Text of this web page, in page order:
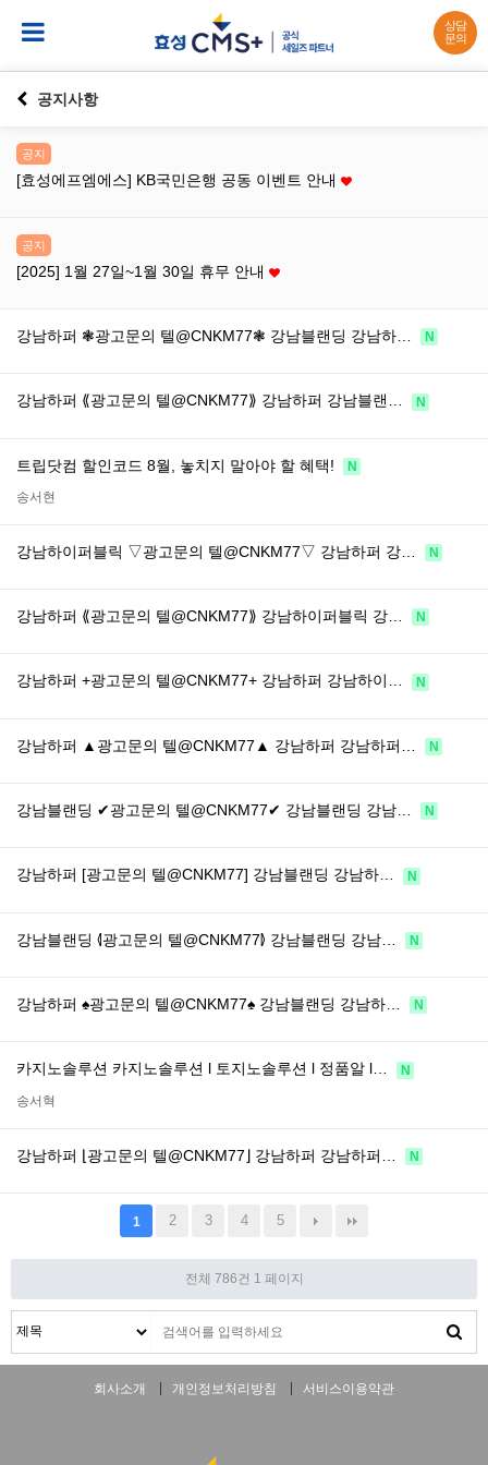
상담
문의
공지사항
공지
[효성에프엠에스] KB국민은행 공동 이벤트 안내
공지
[2025] 1월 27일~1월 30일 휴무 안내
강남하퍼 ❃광고문의 텔@CNKM77❃ 강남블랜딩 강남하… N
강남하퍼 ⟪광고문의 텔@CNKM77⟫ 강남하퍼 강남블랜… N
트립닷컴 할인코드 8월, 놓치지 말아야 할 혜택! N
송서현
강남하이퍼블릭 ▽광고문의 텔@CNKM77▽ 강남하퍼 강… N
강남하퍼 ⟪광고문의 텔@CNKM77⟫ 강남하이퍼블릭 강… N
강남하퍼 +광고문의 텔@CNKM77+ 강남하퍼 강남하이… N
강남하퍼 ▲광고문의 텔@CNKM77▲ 강남하퍼 강남하퍼… N
강남블랜딩 ✔광고문의 텔@CNKM77✔ 강남블랜딩 강남… N
강남하퍼 [광고문의 텔@CNKM77] 강남블랜딩 강남하… N
강남블랜딩 ⦉광고문의 텔@CNKM77⦊ 강남블랜딩 강남… N
강남하퍼 ♠광고문의 텔@CNKM77♠ 강남블랜딩 강남하… N
카지노솔루션 카지노솔루션 l 토지노솔루션 l 정품알 l… N
송서혁
강남하퍼 ⌊광고문의 텔@CNKM77⌋ 강남하퍼 강남하퍼… N
1 2 3 4 5
전체 786건 1 페이지
회사소개 개인정보처리방침 서비스이용약관